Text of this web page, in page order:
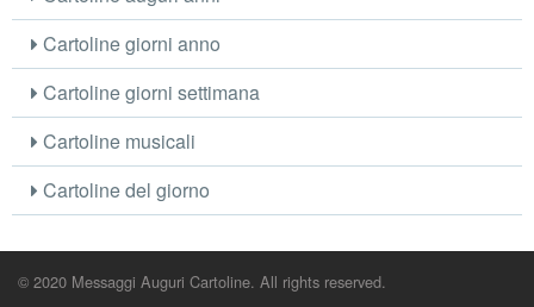
Cartoline giorni anno
Cartoline giorni settimana
Cartoline musicali
Cartoline del giorno
© 2020 Messaggi Auguri Cartoline. All rights reserved.